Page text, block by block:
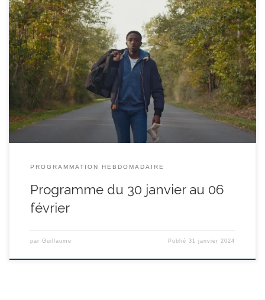
réalisé par Ali Marhyar - avec Ahmed Sylla, Mallory Wanecque,
Julia Piaton - durée : 1h30’ Souleyman, 27 ans, champion de boxe
en pleine préparation des J.O. avec l’Équipe de France, voit son
avenir s’écrouler lorsqu’il se fissure les os de la main, suite à une
bagarre dans un bar. […]
PROGRAMMATION HEBDOMADAIRE
Programme du 30 janvier au 06
février
par Guillaume Publié31 janvier 2024